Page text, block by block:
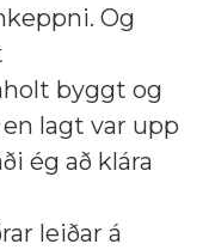
Og
byggt og
lagt var upp
ég að klára
leiðar á